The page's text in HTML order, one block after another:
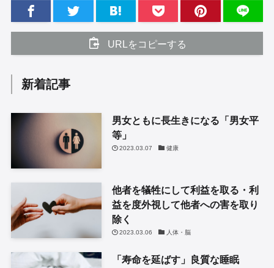
URLをコピーする
新着記事
男女ともに長生きになる「男女平
等」
2023.03.07 健康
他者を犠牲にして利益を取る・利
益を度外視して他者への害を取り
除く
2023.03.06 人体・脳
「寿命を延ばす」良質な睡眠